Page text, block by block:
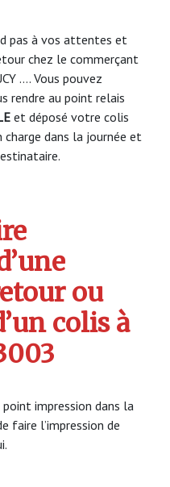
pas à vos attentes et
chez le commerçant
…. Vous pouvez
rendre au point relais
et déposé votre colis
charge dans la journée et
ou
colis à
point impression dans la
faire l’impression de